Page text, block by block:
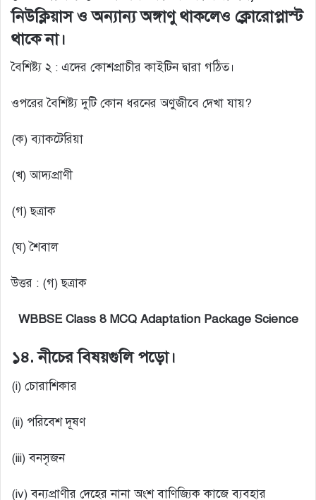
নিউক্লিয়াস ও অন্যান্য অঙ্গাণু থাকলেও ক্লোরোপ্লাস্ট
থাকে না।
বৈশিষ্ট্য ২ : এদের কোশপ্রাচীর কাইটিন দ্বারা গঠিত।
ওপরের বৈশিষ্ট্য দুটি কোন ধরনের অণুজীবে দেখা যায়?
(ক) ব্যাকটেরিয়া
(খ) আদ্যপ্রাণী
(গ) ছত্রাক
(ঘ) শৈবাল
উত্তর : (গ) ছত্রাক
WBBSE Class 8 MCQ Adaptation Package Science
১৪. নীচের বিষয়গুলি পড়ো।
(i) চোরাশিকার
(ii) পরিবেশ দূষণ
(iii) বনসৃজন
(iv) বন্যপ্রাণীর দেহের নানা অংশ বাণিজ্যিক কাজে ব্যবহার